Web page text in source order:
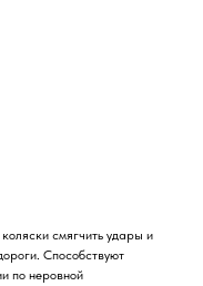
смягчить удары и
Способствуют
по неровной